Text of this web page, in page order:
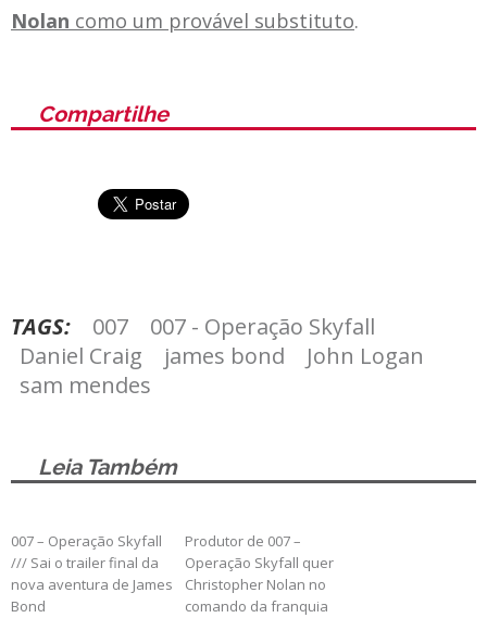
Nolan como um provável substituto.
Compartilhe
TAGS: 007
007 - Operação Skyfall
Daniel Craig
james bond
John Logan
sam mendes
Leia Também
007 – Operação Skyfall
/// Sai o trailer final da
nova aventura de James
Bond
Produtor de 007 –
Operação Skyfall quer
Christopher Nolan no
comando da franquia